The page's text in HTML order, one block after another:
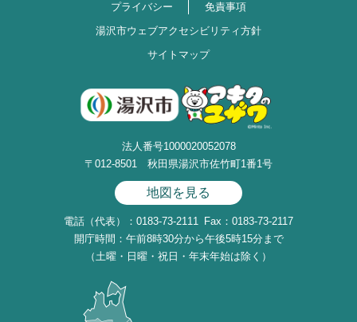
プライバシー
免責事項
湯沢市ウェブアクセシビリティ方針
サイトマップ
法人番号1000020052078
〒012-8501 秋田県湯沢市佐竹町1番1号
地図を見る
電話（代表）：0183-73-2111 Fax：0183-73-2117
開庁時間：午前8時30分から午後5時15分まで
（土曜・日曜・祝日・年末年始は除く）